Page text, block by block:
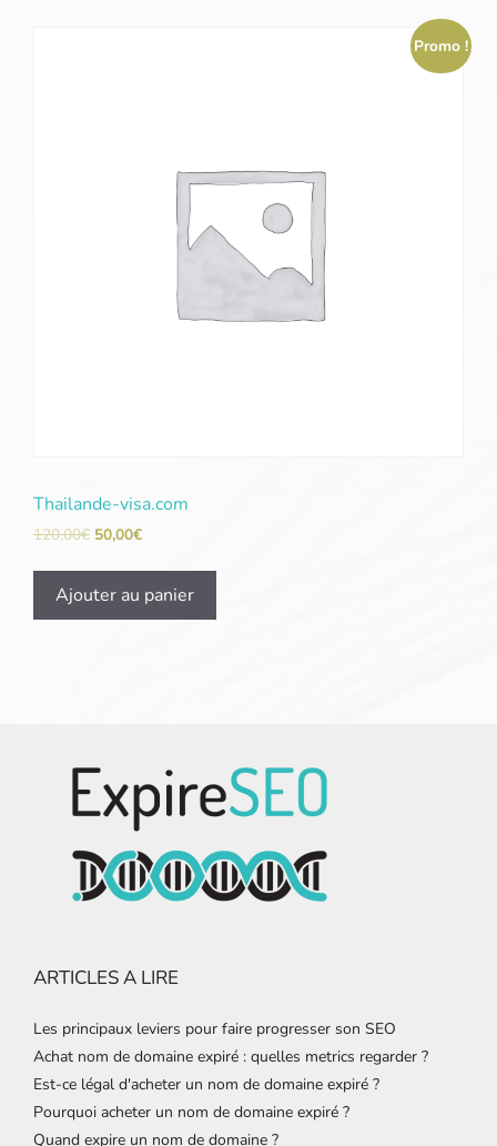
Promo !
Thailande-visa.com
120,00€ 50,00€
Ajouter au panier
ARTICLES A LIRE
Les principaux leviers pour faire progresser son SEO
Achat nom de domaine expiré : quelles metrics regarder ?
Est-ce légal d'acheter un nom de domaine expiré ?
Pourquoi acheter un nom de domaine expiré ?
Quand expire un nom de domaine ?